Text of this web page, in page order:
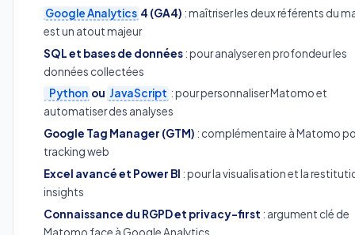
Google Analytics 4 (GA4) : maîtriser les deux référents du
est un atout majeur
SQL et bases de données: pour analyser en profondeur les
données collectées
Python ou JavaScript : pour personnaliser Matomo et
automatiser des analyses
Google Tag Manager (GTM) : complémentaire à Matomo
tracking web
Excel avancé et Power BI : pour la visualisation et la
insights
Connaissance du RGPD et privacy-first : argument clé de
Matomo face à Google Analytics